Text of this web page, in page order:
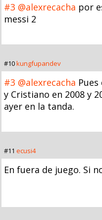
#3 @alexrecacha por
messi 2
#10kungfupandev
#3 @alexrecacha Pues
y Cristiano en 2008 y
ayer en la tanda.
#11 ecusi4
En fuera de juego. Si